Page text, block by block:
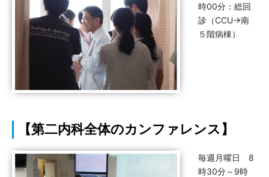
時00分：総回
診（CCU→南
５階病棟）
【第二内科全体のカンファレンス】
毎週月曜日 8
時30分～9時